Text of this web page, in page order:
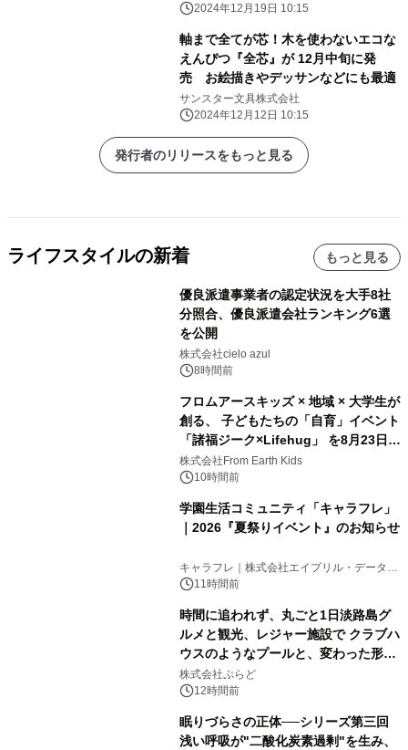
2024年12月19日 10:15
軸まで全てが芯！木を使わないエコな
えんぴつ『全芯』が 12月中旬に発
売 お絵描きやデッサンなどにも最適
サンスター文具株式会社
2024年12月12日 10:15
発行者のリリースをもっと見る
ライフスタイルの新着 もっと見る
優良派遣事業者の認定状況を大手8社
分照合、優良派遣会社ランキング6選
を公開
株式会社cielo azul
8時間前
フロムアースキッズ × 地域 × 大学生が
創る、 子どもたちの「自育」イベント
「諸福ジーク×Lifehug」 を8月23日
(日)開催
株式会社From Earth Kids
10時間前
学園生活コミュニティ「キャラフレ」
｜2026『夏祭りイベント』のお知らせ
キャラフレ｜株式会社エイプリル・データ・
デザインズ
11時間前
時間に追われず、丸ごと1日淡路島グ
ルメと観光、レジャー施設で クラブハ
ウスのようなプールと、変わった形の
サウナも 「THE BOXY AWAJI」のお
得な素泊まり連泊プランで
株式会社ぷらど
12時間前
眠りづらさの正体──シリーズ第三回
浅い呼吸が"二酸化炭素過剰"を生み、